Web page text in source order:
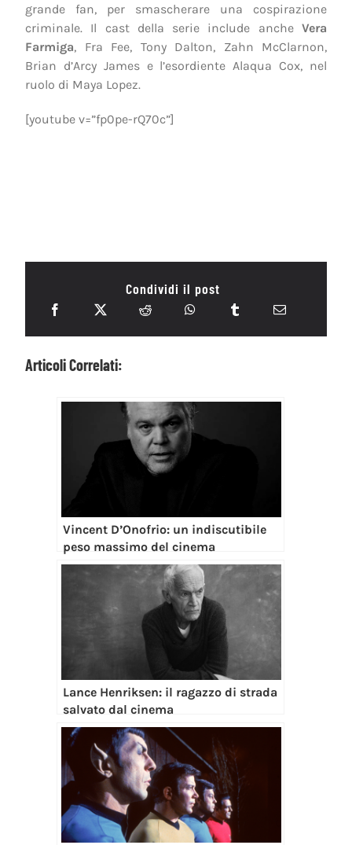
grande fan, per smascherare una cospirazione
criminale. Il cast della serie include anche Vera
Farmiga, Fra Fee, Tony Dalton, Zahn McClarnon,
Brian d’Arcy James e l’esordiente Alaqua Cox, nel
ruolo di Maya Lopez.
[youtube v=”fp0pe-rQ70c”]
Condividi il post
Articoli Correlati:
Vincent D’Onofrio: un indiscutibile
peso massimo del cinema
Lance Henriksen: il ragazzo di strada
salvato dal cinema